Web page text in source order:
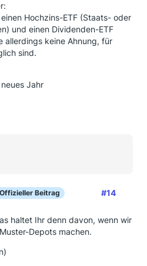
Hochzins-ETF (Staats- oder
und einen Dividenden-ETF
allerdings keine Ahnung, für
sind.
Jahr
Offizieller Beitrag #14
haltet Ihr denn davon, wenn wir
Depots machen.